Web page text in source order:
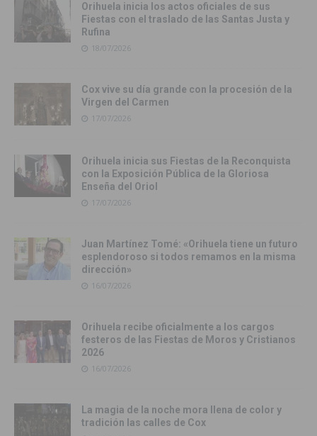
Orihuela inicia los actos oficiales de sus
Fiestas con el traslado de las Santas Justa y
Rufina
18/07/2026
Cox vive su día grande con la procesión de la
Virgen del Carmen
17/07/2026
Orihuela inicia sus Fiestas de la Reconquista
con la Exposición Pública de la Gloriosa
Enseña del Oriol
17/07/2026
Juan Martínez Tomé: «Orihuela tiene un futuro
esplendoroso si todos remamos en la misma
dirección»
16/07/2026
Orihuela recibe oficialmente a los cargos
festeros de las Fiestas de Moros y Cristianos
2026
16/07/2026
La magia de la noche mora llena de color y
tradición las calles de Cox